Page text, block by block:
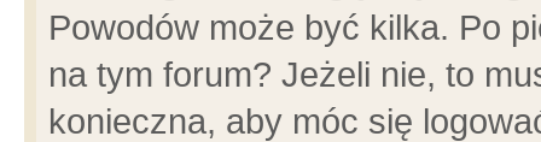
Powodów może być kilka. Po
na tym forum? Jeżeli nie, to
konieczna, aby móc się